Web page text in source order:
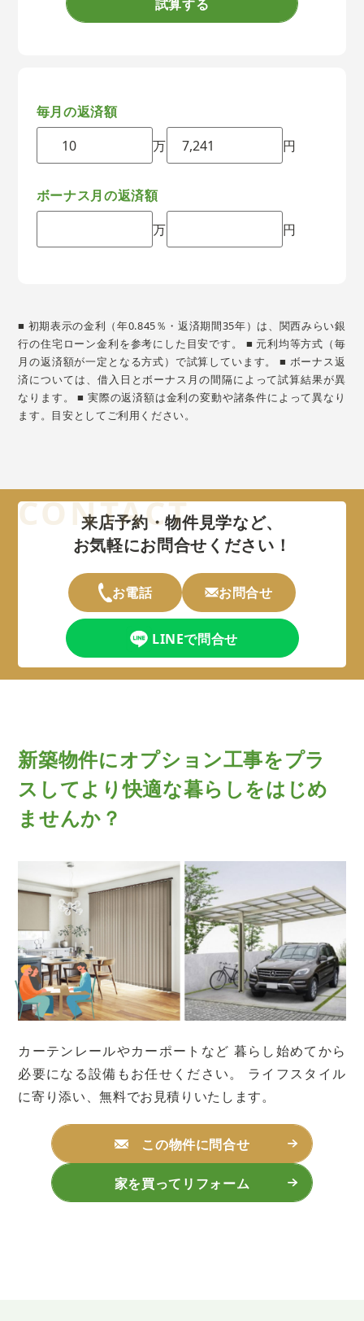
試算する
毎月の返済額
万
円
ボーナス月の返済額
万
円
■ 初期表示の金利（年0.845％・返済期間35年）は、関西みらい銀
行の住宅ローン金利を参考にした目安です。 ■ 元利均等方式（毎
月の返済額が一定となる方式）で試算しています。 ■ ボーナス返
済については、借入日とボーナス月の間隔によって試算結果が異
なります。 ■ 実際の返済額は金利の変動や諸条件によって異なり
ます。目安としてご利用ください。
来店予約・物件見学など、
お気軽にお問合せください！
お電話 お問合せ
LINEで問合せ
新築物件にオプション工事をプラ
スしてより快適な暮らしをはじめ
ませんか？
カーテンレールやカーポートなど 暮らし始めてから
必要になる設備もお任せください。
ライフスタイル
に寄り添い、無料でお見積りいたします。
この物件に問合せ
家を買ってリフォーム